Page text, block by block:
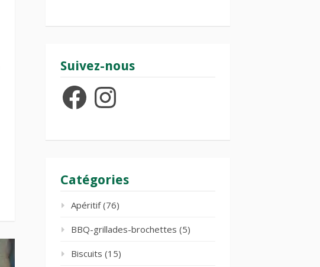
Suivez-nous
FacebookInstagram
Catégories
Apéritif(76)
BBQ-grillades-brochettes (5)
Biscuits (15)